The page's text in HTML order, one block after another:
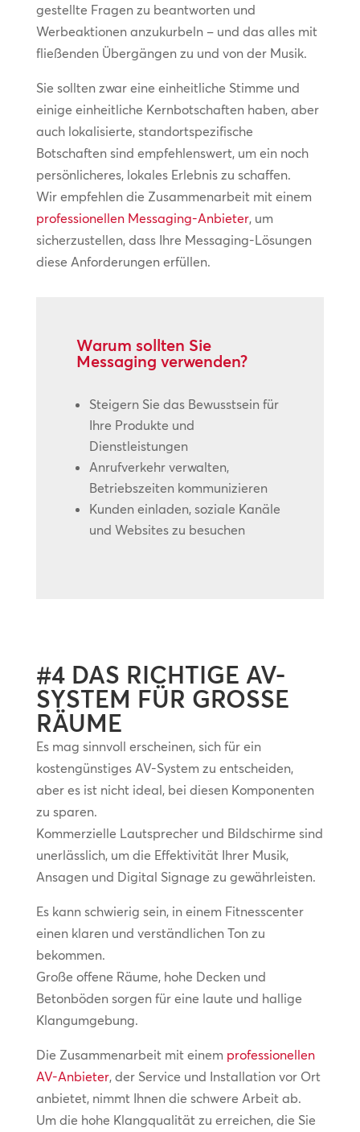
gestellte Fragen zu beantworten und
Werbeaktionen anzukurbeln – und das alles mit
fließenden Übergängen zu und von der Musik.
Sie sollten zwar eine einheitliche Stimme und
einige einheitliche Kernbotschaften haben, aber
auch lokalisierte, standortspezifische
Botschaften sind empfehlenswert, um ein noch
persönlicheres, lokales Erlebnis zu schaffen.
Wir empfehlen die Zusammenarbeit mit einem
professionellen Messaging-Anbieter, um
sicherzustellen, dass Ihre Messaging-Lösungen
diese Anforderungen erfüllen.
Warum sollten Sie
Messaging verwenden?
Steigern Sie das Bewusstsein für
Ihre Produkte und
Dienstleistungen
Anrufverkehr verwalten,
Betriebszeiten kommunizieren
Kunden einladen, soziale Kanäle
und Websites zu besuchen
#4 DAS RICHTIGE AV-
SYSTEM FÜR GROSSE
RÄUME
Es mag sinnvoll erscheinen, sich für ein
kostengünstiges AV-System zu entscheiden,
aber es ist nicht ideal, bei diesen Komponenten
zu sparen.
Kommerzielle Lautsprecher und Bildschirme sind
unerlässlich, um die Effektivität Ihrer Musik,
Ansagen und Digital Signage zu gewährleisten.
Es kann schwierig sein, in einem Fitnesscenter
einen klaren und verständlichen Ton zu
bekommen.
Große offene Räume, hohe Decken und
Betonböden sorgen für eine laute und hallige
Klangumgebung.
Die Zusammenarbeit mit einem professionellen
AV-Anbieter, der Service und Installation vor Ort
anbietet, nimmt Ihnen die schwere Arbeit ab.
Um die hohe Klangqualität zu erreichen, die Sie